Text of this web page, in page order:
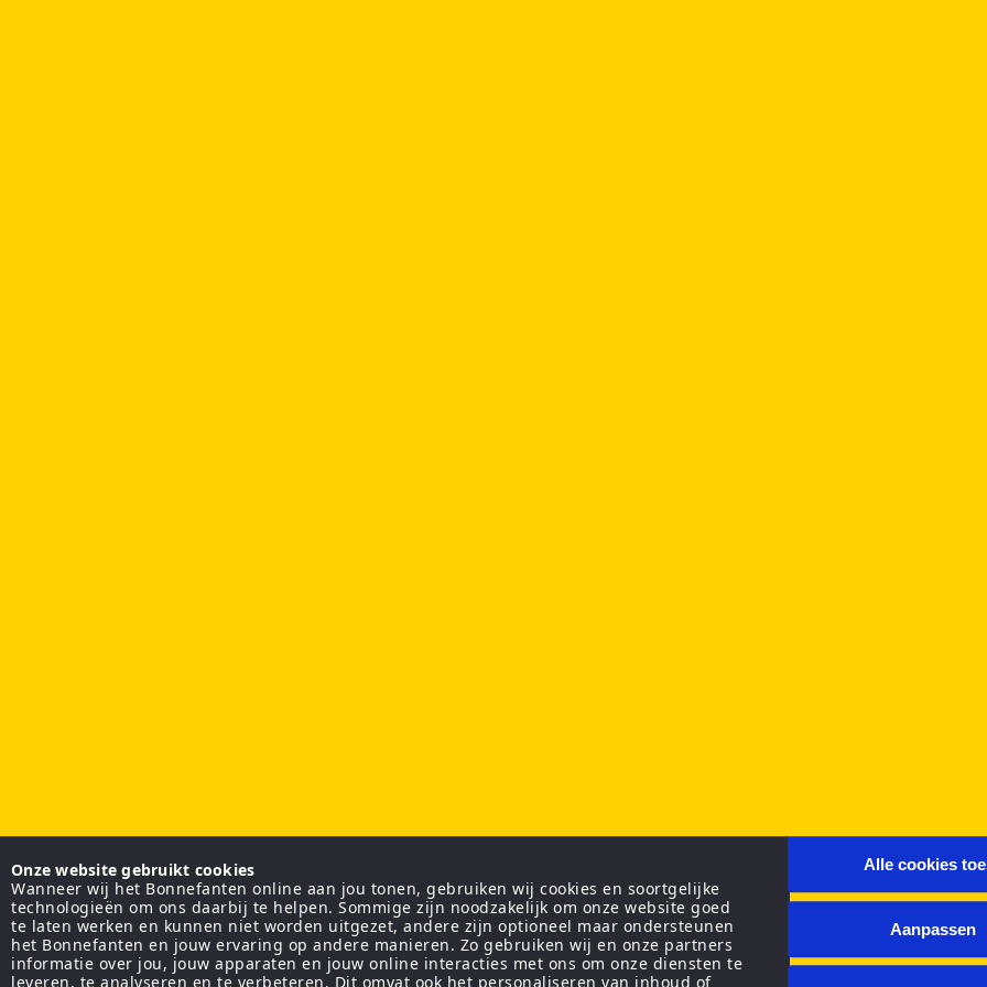
Onze website gebruikt cookies
Wanneer wij het Bonnefanten online aan jou tonen, gebruiken wij cookies en soortgelijke
technologieën om ons daarbij te helpen. Sommige zijn noodzakelijk om onze website goed
te laten werken en kunnen niet worden uitgezet, andere zijn optioneel maar ondersteunen
het Bonnefanten en jouw ervaring op andere manieren. Zo gebruiken wij en onze partners
informatie over jou, jouw apparaten en jouw online interacties met ons om onze diensten te
leveren, te analyseren en te verbeteren. Dit omvat ook het personaliseren van inhoud of
Alle cookies
Aanpassen